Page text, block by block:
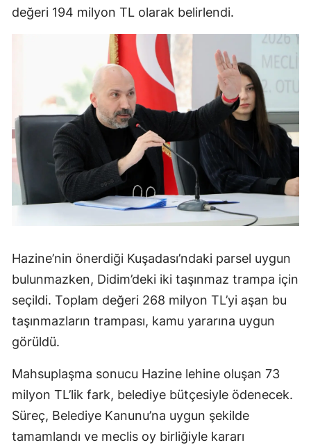
değeri 194 milyon TL olarak belirlendi.
Hazine’nin önerdiği Kuşadası’ndaki parsel uygun
bulunmazken, Didim’deki iki taşınmaz trampa için
seçildi. Toplam değeri 268 milyon TL’yi aşan bu
taşınmazların trampası, kamu yararına uygun
görüldü.
Mahsuplaşma sonucu Hazine lehine oluşan 73
milyon TL’lik fark, belediye bütçesiyle ödenecek.
Süreç, Belediye Kanunu’na uygun şekilde
tamamlandı ve meclis oy birliğiyle kararı